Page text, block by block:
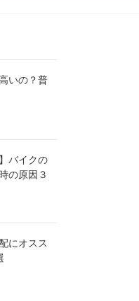
いの？普
バイクの
の原因３
にオスス